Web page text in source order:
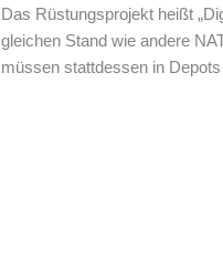
Das Rüstungsprojekt heißt
gleichen Stand wie andere
müssen stattdessen in